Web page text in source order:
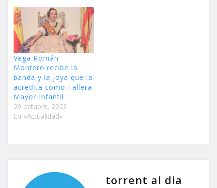
Vega Román
Montero recibe la
banda y la joya que la
acredita como Fallera
Mayor Infantil
29 octubre, 2023
En «Actualidad»
torrent al dia